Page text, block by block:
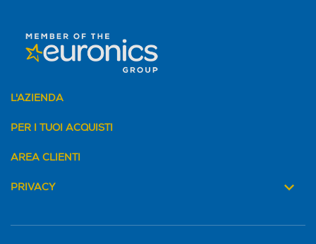
L'AZIENDA
PER I TUOI ACQUISTI
AREA CLIENTI
PRIVACY